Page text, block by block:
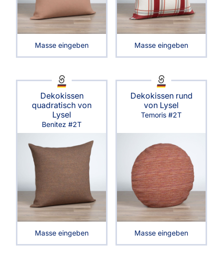
Masse eingeben Masse eingeben
Dekokissen
quadratisch von
Lysel
Benitez #2T
Masse eingeben
Dekokissen rund
von Lysel
Temoris #2T
Masse eingeben